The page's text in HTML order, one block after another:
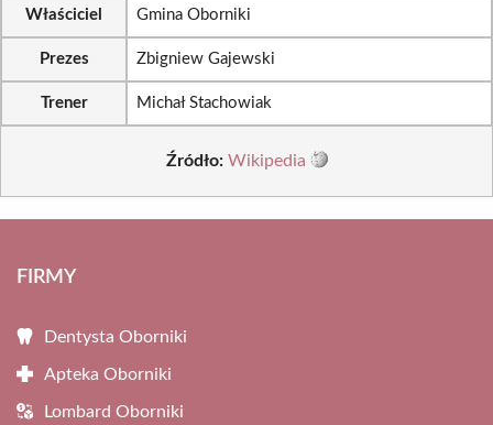
Właściciel Gmina Oborniki
Prezes Zbigniew Gajewski
Trener Michał Stachowiak
Źródło: Wikipedia
FIRMY
Dentysta Oborniki
Apteka Oborniki
Lombard Oborniki